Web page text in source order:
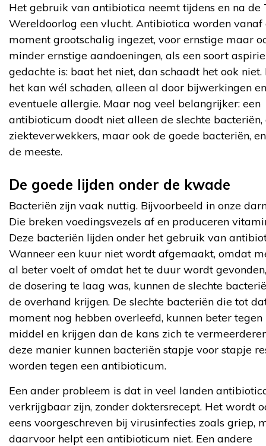
Het gebruik van antibiotica neemt tijdens en na de
Wereldoorlog een vlucht. Antibiotica worden vanaf
moment grootschalig ingezet, voor ernstige maar
minder ernstige aandoeningen, als een soort
gedachte is: baat het niet, dan schaadt het ook
het kan wél schaden, alleen al door bijwerkingen
eventuele allergie. Maar nog veel belangrijker: een
antibioticum doodt niet alleen de slechte bacteriën,
ziekteverwekkers, maar ook de goede bacteriën,
de meeste.
De goede lijden onder de kwade
Bacteriën zijn vaak nuttig. Bijvoorbeeld in onze
Die breken voedingsvezels af en produceren
Deze bacteriën lijden onder het gebruik van
Wanneer een kuur niet wordt afgemaakt, omdat
al beter voelt of omdat het te duur wordt
de dosering te laag was, kunnen de slechte
de overhand krijgen. De slechte bacteriën die tot
moment nog hebben overleefd, kunnen beter tegen
middel en krijgen dan de kans zich te
deze manier kunnen bacteriën stapje voor stapje
worden tegen een antibioticum.
Een ander probleem is dat in veel landen
verkrijgbaar zijn, zonder doktersrecept. Het wordt
eens voorgeschreven bij virusinfecties zoals griep,
daarvoor helpt een antibioticum niet. Een andere